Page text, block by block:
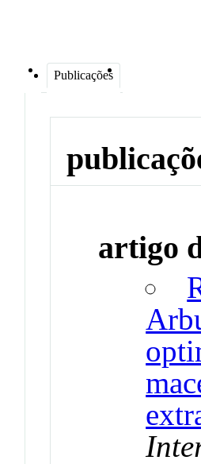
Publicações
artigo